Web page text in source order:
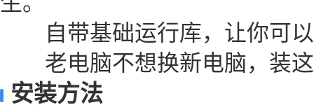
自带基础运行库，让你可以
老电脑不想换新电脑，装这
安装方法